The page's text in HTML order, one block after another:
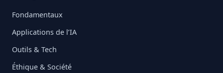
Fondamentaux
Applications de l’IA
Outils & Tech
Éthique & Société